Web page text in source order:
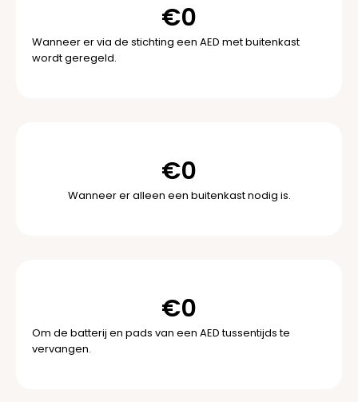
Wanneer er via de stichting een AED met buitenkast
wordt geregeld.
€0
Wanneer er alleen een buitenkast nodig is.
€0
Om de batterij en pads van een AED tussentijds te
vervangen.
€0